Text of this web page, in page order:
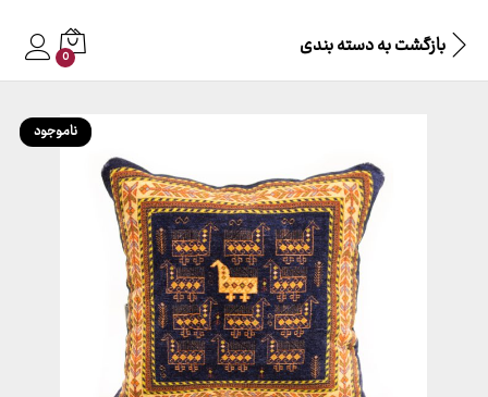
بازگشت بهدسته بندی 0
ناموجود